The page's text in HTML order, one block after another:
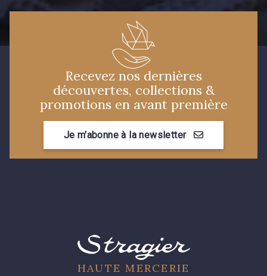
Recevez nos dernières
découvertes, collections &
promotions en avant première
Je m'abonne à la newsletter
HAUTE MERCERIE